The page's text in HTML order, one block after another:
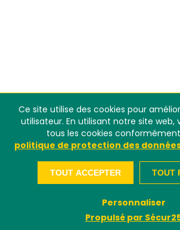
Ce site utilise des cookies pour
utilisateur. En utilisant notre site web,
tous les cookies
politique de protection des
TOUT ACCEPTER TOUT
Personnaliser
Propulsé par